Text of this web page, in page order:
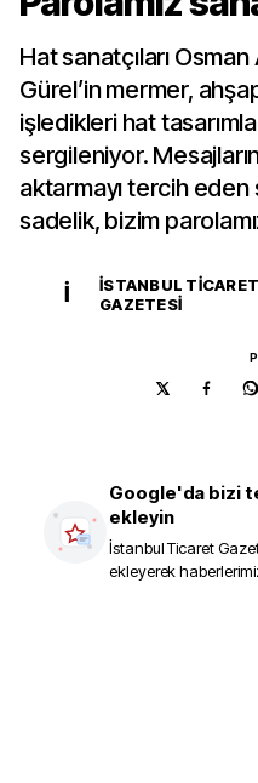
Hat sanatçıları
Gürel’in mermer,
işledikleri hat
sergileniyor.
aktarmayı tercih eden
sadelik, bizim
İ
İSTANBUL TICARET
GAZETESI
Google'da bizi
ekleyin
İstanbul Ticaret
ekleyerek